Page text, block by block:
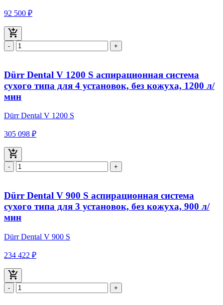
92 500 ₽
- +
Dürr Dental V 1200 S аспирационная система
сухого типа для 4 установок, без кожуха, 1200 л/
мин
Dürr Dental V 1200 S
305 098 ₽
- +
Dürr Dental V 900 S аспирационная система
сухого типа для 3 установок, без кожуха, 900 л/
мин
Dürr Dental V 900 S
234 422 ₽
- +